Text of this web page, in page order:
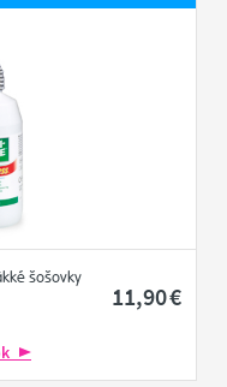
šošovky
11,90€